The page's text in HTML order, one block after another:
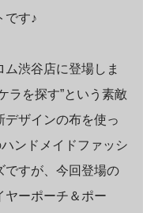
です♪
ム渋谷店に登場しま
ラを探す”という素敵
デザインの布を使っ
ンドメイドファッシ
ですが、今回登場の
ヤーポーチ＆ポー